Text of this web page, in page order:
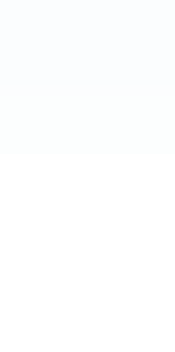
amis dans les marchés
vous une
dans la main. Ou
l'ombre des palmiers.
vos attentes avec un
dans le hammam ou
algues.
marocains.